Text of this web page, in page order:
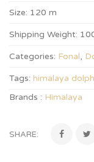
Size: 120 m
Shipping Weight:
Categories: Fonal,
Tags: himalaya
Brands : Himalaya
SHARE: